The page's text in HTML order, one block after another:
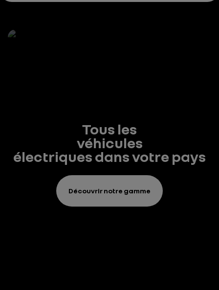
Tous les
véhicules
électriques dans votre pays
Découvrir notre gamme